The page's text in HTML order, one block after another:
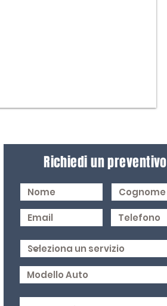
Richiedi un preventivo